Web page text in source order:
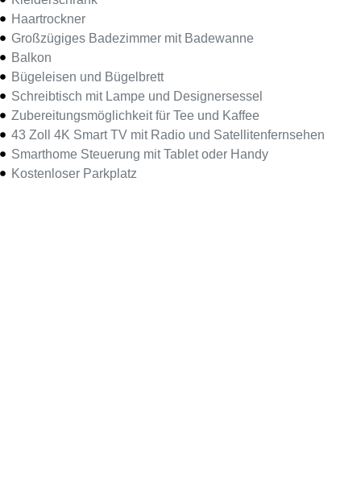
Haartrockner
Großzügiges Badezimmer mit Badewanne
Balkon
Bügeleisen und Bügelbrett
Schreibtisch mit Lampe und Designersessel
Zubereitungsmöglichkeit für Tee und Kaffee
43 Zoll 4K Smart TV mit Radio und Satellitenfernsehen
Smarthome Steuerung mit Tablet oder Handy
Kostenloser Parkplatz